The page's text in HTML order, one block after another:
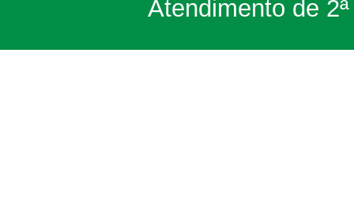
Atendimento de